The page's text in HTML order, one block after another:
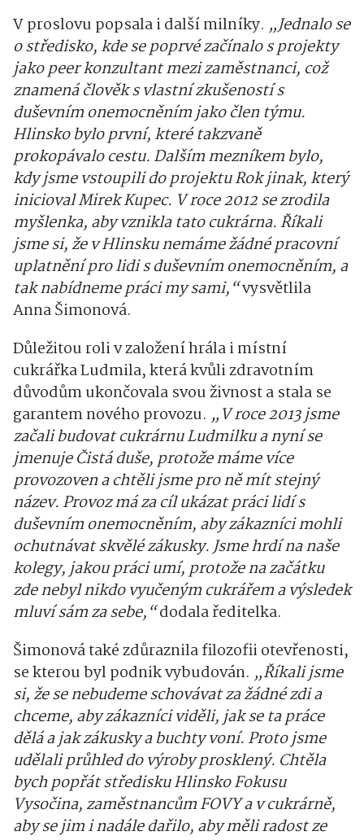
V proslovu popsala i další milníky. „Jednalo se
o středisko, kde se poprvé začínalo s projekty
jako peer konzultant mezi zaměstnanci, což
znamená člověk s vlastní zkušeností s
duševním onemocněním jako člen týmu.
Hlinsko bylo první, které takzvaně
prokopávalo cestu. Dalším mezníkem bylo,
kdy jsme vstoupili do projektu Rok jinak, který
inicioval Mirek Kupec. V roce 2012 se zrodila
myšlenka, aby vznikla tato cukrárna. Říkali
jsme si, že v Hlinsku nemáme žádné pracovní
uplatnění pro lidi s duševním onemocněním, a
tak nabídneme práci my sami,“vysvětlila
Anna Šimonová.
Důležitou roli v založení hrála i místní
cukrářka Ludmila, která kvůli zdravotním
důvodům ukončovala svou živnost a stala se
garantem nového provozu. „V roce 2013 jsme
začali budovat cukrárnu Ludmilku a nyní se
jmenuje Čistá duše, protože máme více
provozoven a chtěli jsme pro ně mít stejný
název. Provoz má za cíl ukázat práci lidí s
duševním onemocněním, aby zákazníci mohli
ochutnávat skvělé zákusky. Jsme hrdí na naše
kolegy, jakou práci umí, protože na začátku
zde nebyl nikdo vyučeným cukrářem a výsledek
mluví sám za sebe,“dodala ředitelka.
Šimonová také zdůraznila filozofii otevřenosti,
se kterou byl podnik vybudován. „Říkali jsme
si, že se nebudeme schovávat za žádné zdi a
chceme, aby zákazníci viděli, jak se ta práce
dělá a jak zákusky a buchty voní. Proto jsme
udělali průhled do výroby prosklený. Chtěla
bych popřát středisku Hlinsko Fokusu
Vysočina, zaměstnancům FOVY a v cukrárně,
aby se jim i nadále dařilo, aby měli radost ze